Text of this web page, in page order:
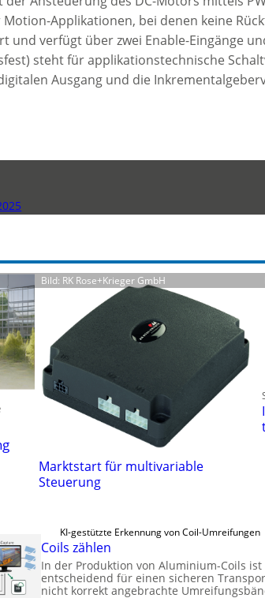
Applikationen, bei denen keine
und verfügt über zwei Enable-Eingänge
steht für applikationstechnische
Ausgang und die
Bild: RK Rose+Krieger GmbH
Marktstart für multivariable
Steuerung
KI-gestützte Erkennung von Coil-Umreifungen
Coils zählen
In der Produktion von Aluminium-Coils
entscheidend für einen sicheren
nicht korrekt angebrachte